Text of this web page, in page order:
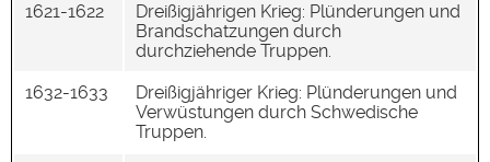
1621-1622
Dreißigjährigen Krieg: Plünderungen und
Brandschatzungen durch
durchziehende Truppen.
1632-1633
Dreißigjähriger Krieg: Plünderungen und
Verwüstungen durch Schwedische
Truppen.